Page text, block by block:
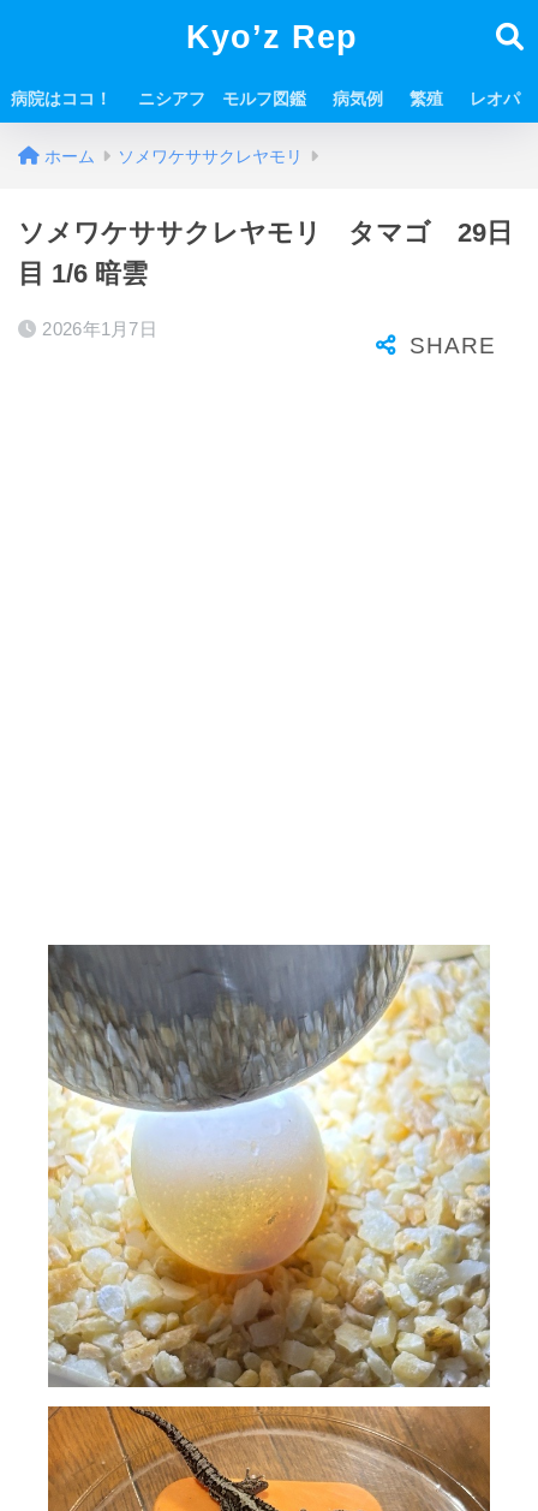
Kyo’z Rep
病院はココ！ ニシアフ モルフ図鑑 病気例 繁殖 レオパ
ホーム ソメワケササクレヤモリ
ソメワケササクレヤモリ タマゴ 29日
目 1/6 暗雲
2026年1月7日